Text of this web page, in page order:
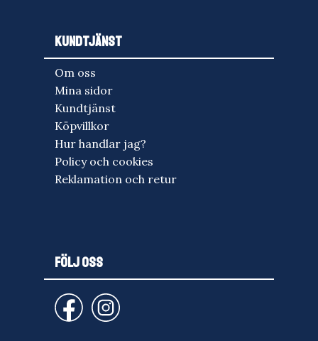
KUNDTJÄNST
Om oss
Mina sidor
Kundtjänst
Köpvillkor
Hur handlar jag?
Policy och cookies
Reklamation och retur
FÖLJ OSS